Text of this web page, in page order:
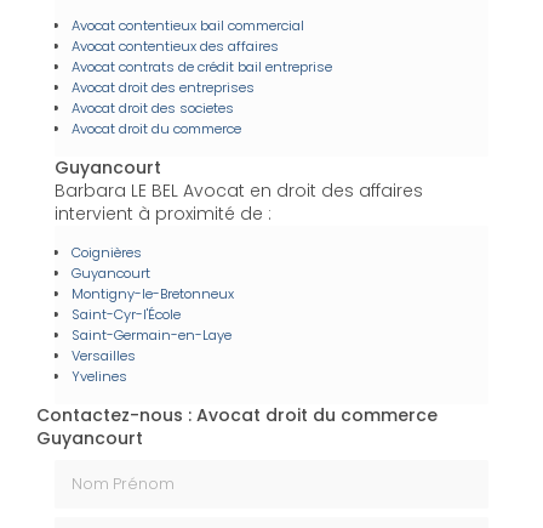
Avocat contentieux bail commercial
Avocat contentieux des affaires
Avocat contrats de crédit bail entreprise
Avocat droit des entreprises
Avocat droit des societes
Avocat droit du commerce
Guyancourt
Barbara LE BEL Avocat en droit des affaires
intervient à proximité de :
Coignières
Guyancourt
Montigny-le-Bretonneux
Saint-Cyr-l'École
Saint-Germain-en-Laye
Versailles
Yvelines
Contactez-nous : Avocat droit du commerce
Guyancourt